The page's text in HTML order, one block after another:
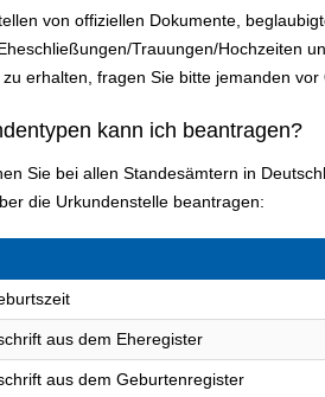
von offiziellen Dokumente,
Trauungen/Hochzeiten
erhalten, fragen Sie bitte jemanden vor
kann ich beantragen?
Sie bei allen Standesämtern in
die Urkundenstelle beantragen:
aus dem Eheregister
aus dem Geburtenregister